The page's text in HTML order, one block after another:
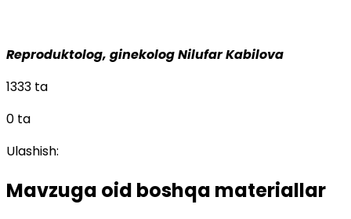
Reproduktolog, ginekolog Nilufar Kabilova
1333 ta
0 ta
Ulashish:
Mavzuga oid boshqa materiallar